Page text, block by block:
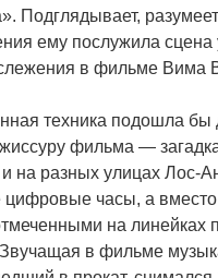
Подглядывает,
ему послужила
в фильме Вима
техника подошла
фильма —
на разных улицах Лос-
часы, а
на
в фильме